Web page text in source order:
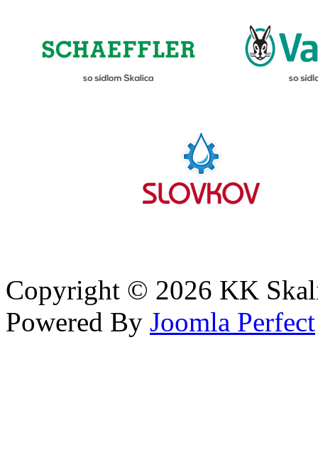
Copyright © 2026 KK
Powered By Joomla Perfect